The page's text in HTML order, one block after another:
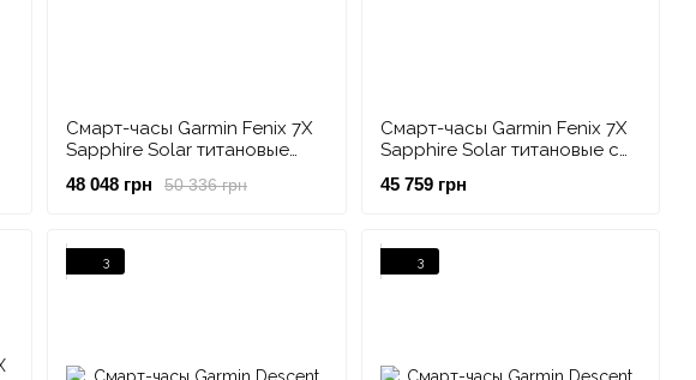
Смарт-часы Garmin Fenix 7X
Sapphire Solar титановые
белым ремешком
50 336 грн
48 048 грн
Смарт-часы Garmin Fenix 7X
Sapphire Solar титановые с
ремешком
45 759 грн
3 3